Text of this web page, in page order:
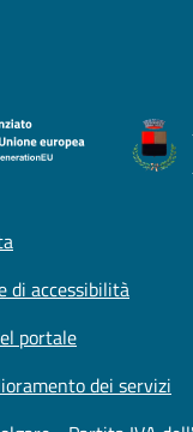
menu
di accessibilità
portale
dei servizi